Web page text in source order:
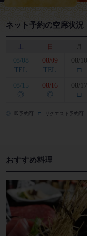
ネット予約の空席状況
土 日
08/08
TEL
08/09
TEL
08/10
□
08/15
◎
08/16
◎
08/17
□
即予約可 □ リクエスト予約可
おすすめ料理